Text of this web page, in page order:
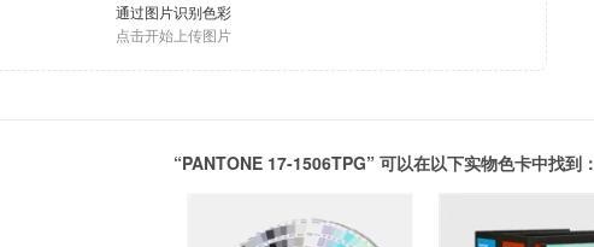
通过图片识别色彩
点击开始上传图片
“PANTONE 17-1506TPG” 可以在以下实物色卡中找到：